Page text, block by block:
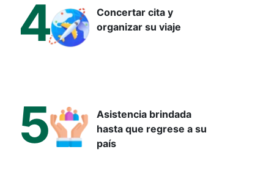
4
Concertar cita y
organizar su viaje
5
Asistencia brindada
hasta que regrese a su
país